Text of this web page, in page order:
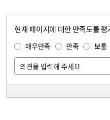
현재 페이지에 대한 만족도를
매우만족 만족 보통